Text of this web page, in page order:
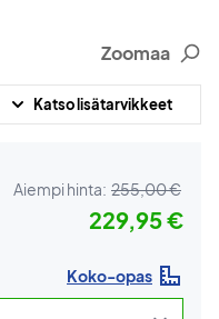
Zoomaa
Katso lisätarvikkeet
Aiempi hinta: 255,00 €
229,95 €
Koko-opas